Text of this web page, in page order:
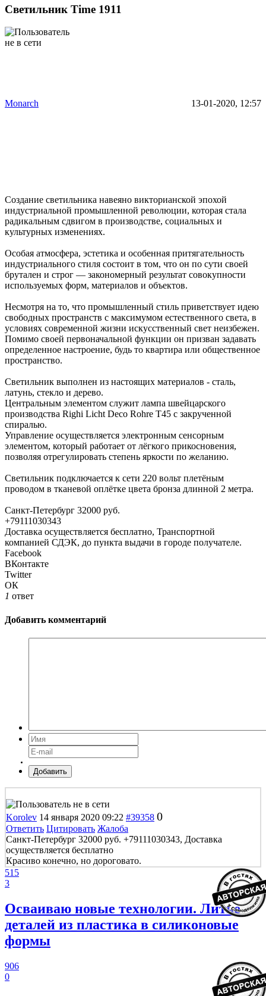
Светильник Time 1911
Monarch 13-01-2020, 12:57
Создание светильника навеяно викторианской эпохой
индустриальной промышленной революции, которая стала
радикальным сдвигом в производстве, социальных и
культурных изменениях.
Особая атмосфера, эстетика и особенная притягательность
индустриального стиля состоит в том, что он по сути своей
брутален и строг — закономерный результат совокупности
используемых форм, материалов и объектов.
Несмотря на то, что промышленный стиль приветствует идею
свободных пространств с максимумом естественного света, в
условиях современной жизни искусственный свет неизбежен.
Помимо своей первоначальной функции он призван задавать
определенное настроение, будь то квартира или общественное
пространство.
Светильник выполнен из настоящих материалов - сталь,
латунь, стекло и дерево.
Центральным элементом служит лампа швейцарского
производства Righi Licht Deco Rohre T45 с закрученной
спиралью.
Управление осуществляется электронным сенсорным
элементом, который работает от лёгкого прикосновения,
позволяя отрегулировать степень яркости по желанию.
Светильник подключается к сети 220 вольт плетёным
проводом в тканевой оплётке цвета бронза длинной 2 метра.
Санкт-Петербург 32000 руб.
+79111030343
Доставка осуществляется бесплатно, Транспортной
компанией СДЭК, до пункта выдачи в городе получателе.
Facebook
ВКонтакте
Twitter
ОК
1 ответ
Добавить комментарий
Добавить
Korolev 14 января 2020 09:22 #39358 0
Ответить Цитировать Жалоба
Санкт-Петербург 32000 руб. +79111030343, Доставка
осуществляется бесплатно
Красиво конечно, но дороговато.
515
3
Осваиваю новые технологии. Литье
деталей из пластика в силиконовые
формы
906
0